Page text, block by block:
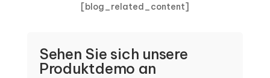
[blog_related_content]
Sehen Sie sich unsere
Produktdemo an